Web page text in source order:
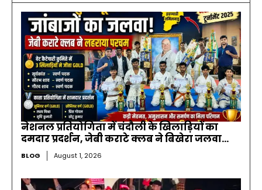
नेशनल प्रतियोगिता में चंदौली के खिलाड़ियों का
दमदार प्रदर्शन, जेबी कराटे क्लब ने बिखेरा जलवा…
BLOG August 1, 2026